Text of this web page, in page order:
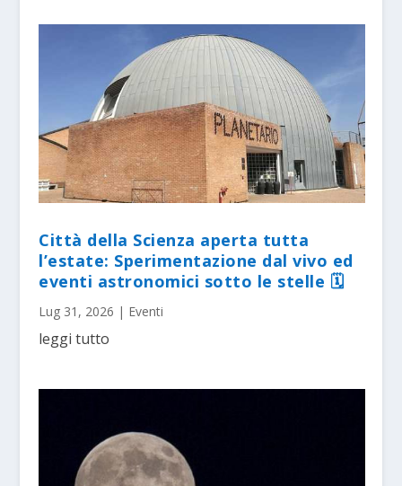
Città della Scienza aperta tutta
l’estate: Sperimentazione dal vivo ed
eventi astronomici sotto le stelle 🗓
Lug 31, 2026 | Eventi
leggi tutto